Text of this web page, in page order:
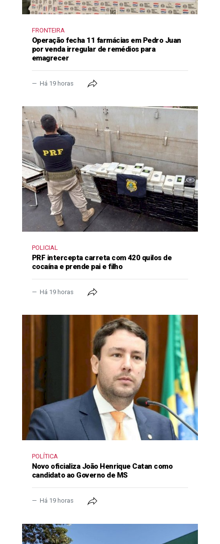
FRONTEIRA
Operação fecha 11 farmácias em Pedro Juan
por venda irregular de remédios para
emagrecer
Há 19 horas
POLICIAL
PRF intercepta carreta com 420 quilos de
cocaína e prende pai e filho
Há 19 horas
POLÍTICA
Novo oficializa João Henrique Catan como
candidato ao Governo de MS
Há 19 horas